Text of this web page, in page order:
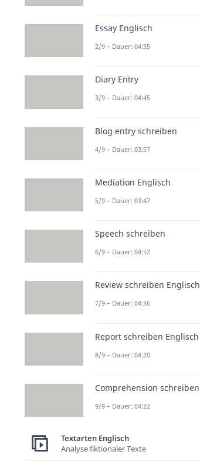
Essay Englisch
2/9 – Dauer: 04:35
Diary Entry
3/9 – Dauer: 04:45
Blog entry schreiben
4/9 – Dauer: 03:57
Mediation Englisch
5/9 – Dauer: 03:47
Speech schreiben
6/9 – Dauer: 04:52
Review schreiben Englisch
7/9 – Dauer: 04:36
Report schreiben Englisch
8/9 – Dauer: 04:20
Comprehension schreiben
9/9 – Dauer: 04:22
Textarten Englisch
Analyse fiktionaler Texte